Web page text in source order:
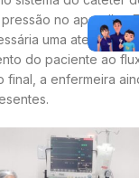
no aparelho.
uma atenção
do paciente ao
final, a enfermeira